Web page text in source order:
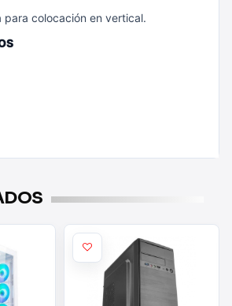
para colocación en vertical.